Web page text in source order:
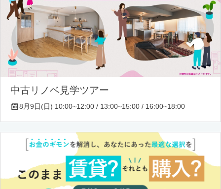
中古リノベ見学ツアー
8月9日(日) 10:00~12:00 / 13:00~15:00 / 16:00~18:00